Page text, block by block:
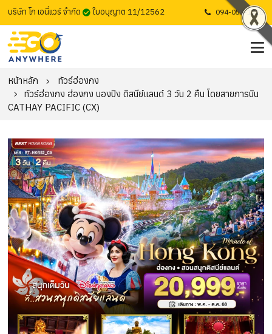
บริษัท โก เอนี่แวร์ จำกัด ใบอนุญาต 11/12562 094-053-1725
หน้าหลัก
ทัวร์ฮ่องกง
ทัวร์ฮ่องกง ฮ่องกง นองปิง ดิสนีย์แลนด์ 3 วัน 2 คืน โดยสายการบิน
CATHAY PACIFIC (CX)